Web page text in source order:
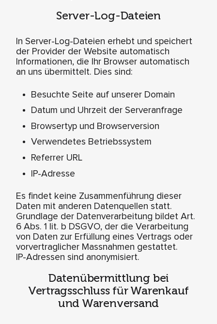
Server-Log-Dateien
In Server-Log-Dateien erhebt und speichert
der Provider der Website automatisch
Informationen, die Ihr Browser automatisch
an uns übermittelt. Dies sind:
Besuchte Seite auf unserer Domain
Datum und Uhrzeit der Serveranfrage
Browsertyp und Browserversion
Verwendetes Betriebssystem
Referrer URL
IP-Adresse
Es findet keine Zusammenführung dieser
Daten mit anderen Datenquellen statt.
Grundlage der Datenverarbeitung bildet Art.
6 Abs. 1 lit. b DSGVO, der die Verarbeitung
von Daten zur Erfüllung eines Vertrags oder
vorvertraglicher Massnahmen gestattet.
IP-Adressen sind anonymisiert.
Datenübermittlung bei
Vertragsschluss für Warenkauf
und Warenversand